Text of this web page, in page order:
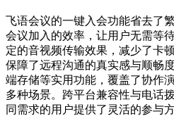
飞语会议的一键入会功能省去了
会议加入的效率，让用户无需等
定的音视频传输效果，减少了卡
保障了远程沟通的真实感与顺畅
端存储等实用功能，覆盖了协作
多种场景。跨平台兼容性与电话
同需求的用户提供了灵活的参与方